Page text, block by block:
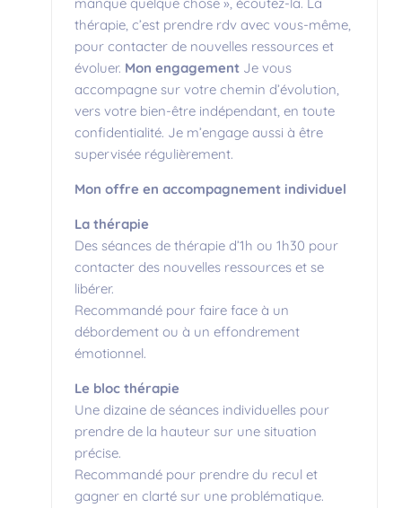
thérapie, c’est prendre rdv avec vous-même,
pour contacter de nouvelles ressources et
évoluer. Mon engagement Je vous
accompagne sur votre chemin d’évolution,
vers votre bien-être indépendant, en toute
confidentialité. Je m’engage aussi à être
supervisée régulièrement.
Mon offre en accompagnement individuel
La thérapie
Des séances de thérapie d’1h ou 1h30 pour
contacter des nouvelles ressources et se
libérer.
Recommandé pour faire face à un
débordement ou à un effondrement
émotionnel.
Le bloc thérapie
Une dizaine de séances individuelles pour
prendre de la hauteur sur une situation
précise.
Recommandé pour prendre du recul et
gagner en clarté sur une problématique.